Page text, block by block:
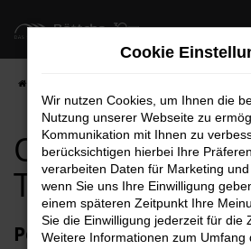
Zum
springen
Opel für
Top Angebote
Perfekt für Brandenburg
Cookie
Wir nutzen Cookies, um Ihnen die
Nutzung unserer Webseite zu
Kommunikation mit Ihnen zu
berücksichtigen hierbei Ihre
verarbeiten Daten für Marketing und
wenn Sie uns Ihre Einwilligung
einem späteren Zeitpunkt Ihre
Sie die Einwilligung jederzeit für die
Weitere Informationen zum Umfang